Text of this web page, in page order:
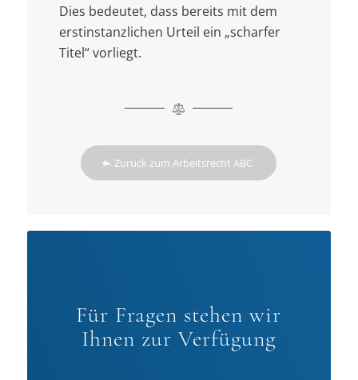
Dies bedeutet, dass bereits mit dem
erstinstanzlichen Urteil ein „scharfer
Titel“ vorliegt.
Zurück zum Arbeitsrecht ABC
Für Fragen stehen wir
Ihnen zur Verfügung